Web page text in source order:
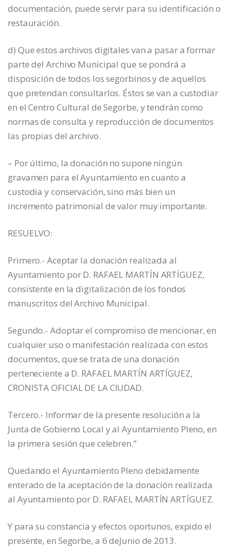
documentación, puede servir para su identificación o
restauración.
d) Que estos archivos digitales van a pasar a formar
parte del Archivo Municipal que se pondrá a
disposición de todos los segorbinos y de aquellos
que pretendan consultarlos. Éstos se van a custodiar
en el Centro Cultural de Segorbe, y tendrán como
normas de consulta y reproducción de documentos
las propias del archivo.
– Por último, la donación no supone ningún
gravamen para el Ayuntamiento en cuanto a
custodia y conservación, sino más bien un
incremento patrimonial de valor muy importante.
RESUELVO:
Primero.- Aceptar la donación realizada al
Ayuntamiento por D. RAFAEL MARTÍN ARTÍGUEZ,
consistente en la digitalización de los fondos
manuscritos del Archivo Municipal.
Segundo.- Adoptar el compromiso de mencionar, en
cualquier uso o manifestación realizada con estos
documentos, que se trata de una donación
perteneciente a D. RAFAEL MARTÍN ARTÍGUEZ,
CRONISTA OFICIAL DE LA CIUDAD.
Tercero.- Informar de la presente resolución a la
Junta de Gobierno Local y al Ayuntamiento Pleno, en
la primera sesión que celebren.”
Quedando el Ayuntamiento Pleno debidamente
enterado de la aceptación de la donación realizada
al Ayuntamiento por D. RAFAEL MARTÍN ARTÍGUEZ.
Y para su constancia y efectos oportunos, expido el
presente, en Segorbe, a 6 deJunio de 2013.